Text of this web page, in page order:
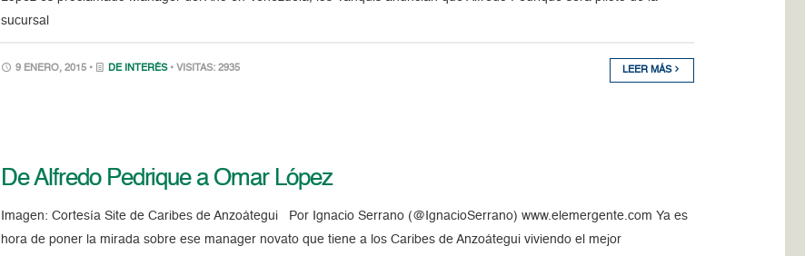
sucursal
9 ENERO, 2015 • DE INTERÉS • VISITAS: 2935 LEER MÁS
De Alfredo Pedrique a Omar López
Imagen: Cortesía Site de Caribes de Anzoátegui Por Ignacio Serrano (@IgnacioSerrano) www.elemergente.com Ya es
hora de poner la mirada sobre ese manager novato que tiene a los Caribes de Anzoátegui viviendo el mejor